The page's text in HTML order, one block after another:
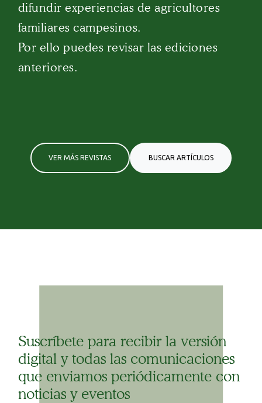
difundir experiencias de agricultores
familiares campesinos.
Por ello puedes revisar las ediciones
anteriores.
VER MÁS REVISTAS BUSCAR ARTÍCULOS
Suscríbete para recibir la versión
digital y todas las comunicaciones
que enviamos periódicamente con
noticias y eventos